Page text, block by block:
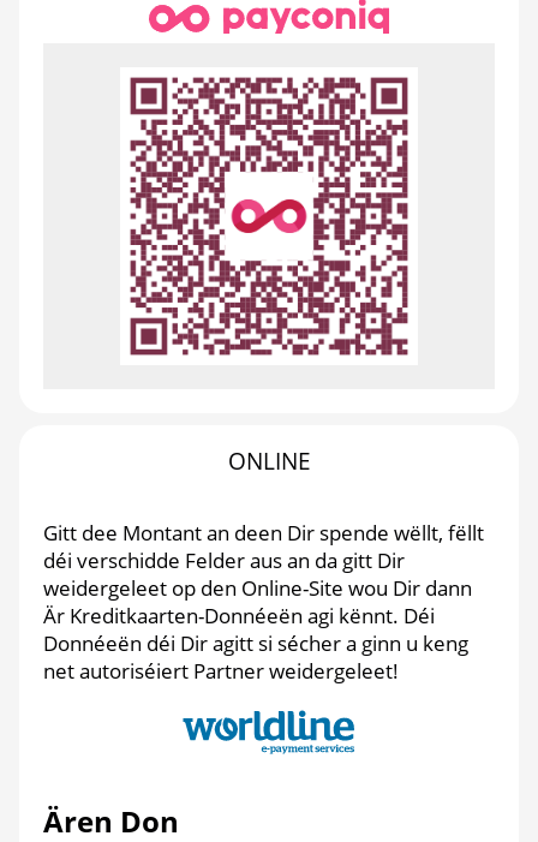
ONLINE
Gitt dee Montant an deen Dir spende wëllt, fëllt
déi verschidde Felder aus an da gitt Dir
weidergeleet op den Online-Site wou Dir dann
Är Kreditkaarten-Donnéeën agi kënnt. Déi
Donnéeën déi Dir agitt si sécher a ginn u keng
net autoriséiert Partner weidergeleet!
Ären Don